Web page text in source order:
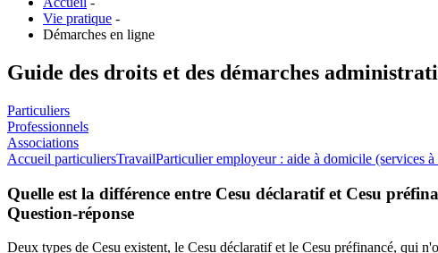
Vie pratique -
Démarches en ligne
Guide des droits et des démarches
Particuliers
Professionnels
Associations
Accueil particuliersTravailParticulier employeur : aide à domicile (services à
Quelle est la différence entre Cesu déclaratif et Cesu
Question-réponse
Deux types de Cesu existent, le Cesu déclaratif et le Cesu préfinancé, qui